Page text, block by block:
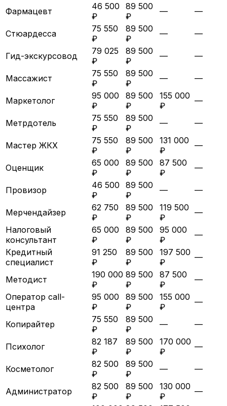
Фармацевт
46 500
₽
89 500
₽
— —
Стюардесса
75 550
₽
89 500
₽
— —
Гид-экскурсовод
79 025
₽
89 500
₽
— —
Массажист
75 550
₽
89 500
₽
— —
Маркетолог
95 000
₽
89 500
₽
155 000
₽
—
Метрдотель
75 550
₽
89 500
₽
— —
Мастер ЖКХ
75 550
₽
89 500
₽
131 000
₽
—
Оценщик
65 000
₽
89 500
₽
87 500
₽
—
Провизор
46 500
₽
89 500
₽
— —
Мерчендайзер
62 750
₽
89 500
₽
119 500
₽
—
Налоговый
консультант
65 000
₽
89 500
₽
95 000
₽
—
Кредитный
специалист
91 250
₽
89 500
₽
197 500
₽
—
Методист
190 000
₽
89 500
₽
87 500
₽
—
Оператор call-
центра
95 000
₽
89 500
₽
155 000
₽
—
Копирайтер
75 550
₽
89 500
₽
— —
Психолог
82 187
₽
89 500
₽
170 000
₽
—
Косметолог
82 500
₽
89 500
₽
— —
Администратор
82 500
₽
89 500
₽
130 000
₽
—